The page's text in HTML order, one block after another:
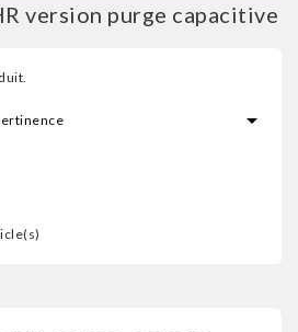
version purge capacitive
